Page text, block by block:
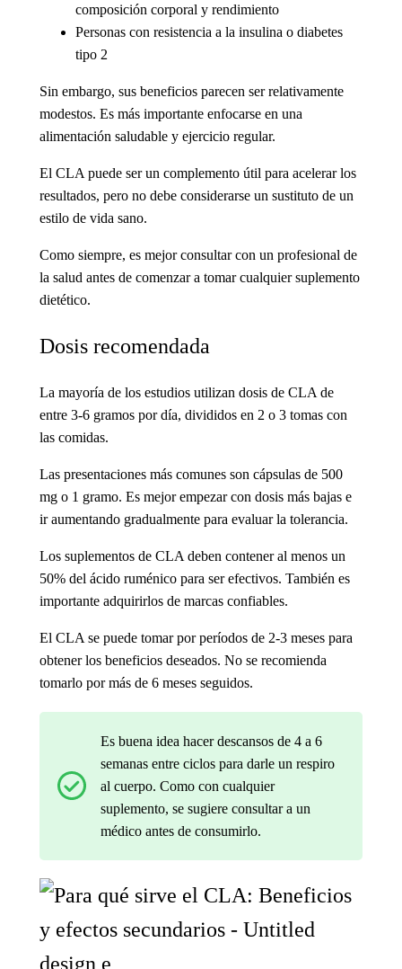
composición corporal y rendimiento
Personas con resistencia a la insulina o diabetes
tipo 2
Sin embargo, sus beneficios parecen ser relativamente
modestos. Es más importante enfocarse en una
alimentación saludable y ejercicio regular.
El CLA puede ser un complemento útil para acelerar los
resultados, pero no debe considerarse un sustituto de un
estilo de vida sano.
Como siempre, es mejor consultar con un profesional de
la salud antes de comenzar a tomar cualquier suplemento
dietético.
Dosis recomendada
La mayoría de los estudios utilizan dosis de CLA de
entre 3-6 gramos por día, divididos en 2 o 3 tomas con
las comidas.
Las presentaciones más comunes son cápsulas de 500
mg o 1 gramo. Es mejor empezar con dosis más bajas e
ir aumentando gradualmente para evaluar la tolerancia.
Los suplementos de CLA deben contener al menos un
50% del ácido ruménico para ser efectivos. También es
importante adquirirlos de marcas confiables.
El CLA se puede tomar por períodos de 2-3 meses para
obtener los beneficios deseados. No se recomienda
tomarlo por más de 6 meses seguidos.
Es buena idea hacer descansos de 4 a 6
semanas entre ciclos para darle un respiro
al cuerpo. Como con cualquier
suplemento, se sugiere consultar a un
médico antes de consumirlo.